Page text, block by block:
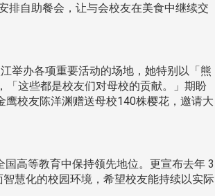
排自助餐会，让与会校友在美食中继续交
举办各项重要活动的场地，她特别以「熊
这些都是校友们对母校的贡献。」期盼
校友陈洋渊赠送母校140株樱花，邀请大
高等教育中保持领先地位。更宣布去年 3
慧化的校园环境，希望校友能持续以实际